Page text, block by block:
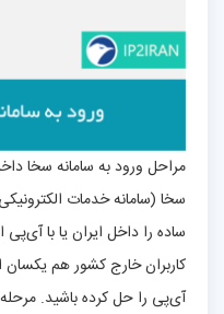
مراحل ورود به سامانه سخا داخل
سخا (سامانه خدمات الکترونیکی
ساده را داخل ایران یا با آی‌پی
کاربران خارج کشور هم یکسان